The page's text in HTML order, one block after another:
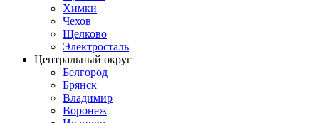
Химки
Чехов
Щелково
Электросталь
Центральный округ
Белгород
Брянск
Владимир
Воронеж